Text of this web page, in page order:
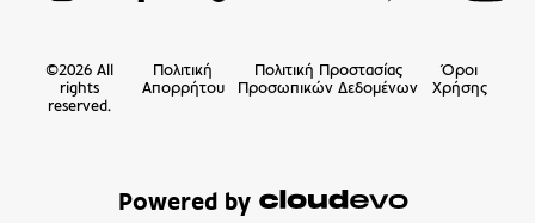
©2026 All
rights
reserved.
Πολιτική
Απορρήτου
Πολιτική Προστασίας
Προσωπικών Δεδομένων
Όροι
Χρήσης
Powered by